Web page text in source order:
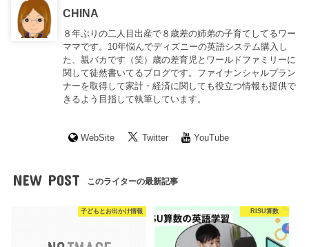
CHINA
８年ぶりの二人目出産で８歳差の姉弟の子育てしてるワー
ママです。10年悩んでディズニーの英語システム購入し
た、親バカです（笑）歳の差育児とワールドファミリーに
関して徒然書いてるブログです。ファイナンシャルプラン
ナーを取得して家計・経済に関しても役立つ情報も提供で
きるよう目指して執筆しています。
WebSite Twitter YouTube
NEW POST このライターの最新記事
子どもとお出かけ情報 RISU算数